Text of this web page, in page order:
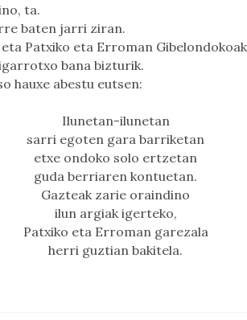
ta.
baten jarri ziran.
Patxiko eta Erroman
bana bizturik.
hauxe abestu eutsen:
Ilunetan-ilunetan
sarri egoten gara barriketan
etxe ondoko solo ertzetan
guda berriaren kontuetan.
Gazteak zarie oraindino
ilun argiak igerteko,
Patxiko eta Erroman garezala
herri guztian bakitela.